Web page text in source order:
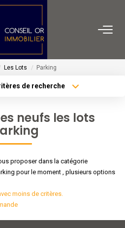
Gestion
Les Lots Parking
de recherche
Surface min
neufs les lots
proposer dans la catégorie
pour le moment , plusieurs options
moins de critères.